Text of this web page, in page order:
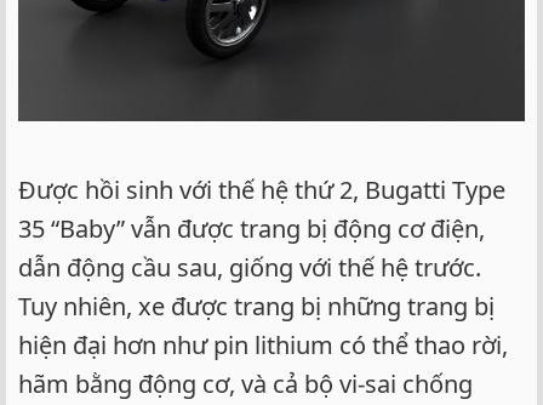
Được hồi sinh với thế hệ thứ 2, Bugatti Type
35 “Baby” vẫn được trang bị động cơ điện,
dẫn động cầu sau, giống với thế hệ trước.
Tuy nhiên, xe được trang bị những trang bị
hiện đại hơn như pin lithium có thể thao rời,
hãm bằng động cơ, và cả bộ vi-sai chống